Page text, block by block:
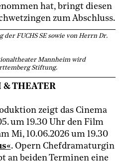
hat, bringt diesen
zum Abschluss.
FUCHS SE sowie von Herrn Dr.
Mannheim wird
Stiftung.
& THEATER
zeigt das Cinema
um 19.30 Uhr den Film
Mi, 10.06.2026 um 19.30
. Opern Chefdramaturgin
an beiden Terminen eine